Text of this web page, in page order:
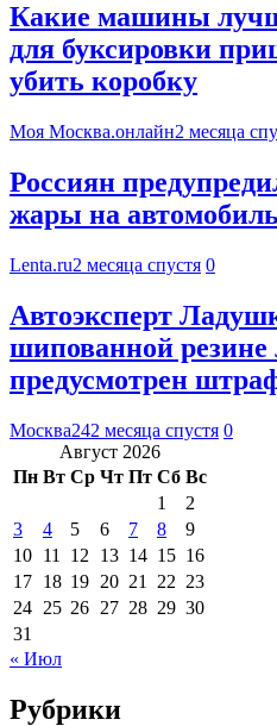
Какие машины
для буксировки
убить коробку
Моя Москва.онлайн2 месяца
Россиян
жары на автомобиль
Lenta.ru2 месяца спустя 0
Автоэксперт
шипованной резине
предусмотрен
Москва242 месяца спустя 0
Август 2026
Пн Вт Ср Чт Пт Сб Вс
1
2
3
4 5 6 7 8
9
10 11 12 13 14 15 16
17 18 19 20 21 22 23
24 25 26 27 28 29 30
31
« Июл
Рубрики